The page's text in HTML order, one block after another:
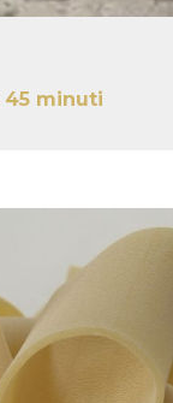
45 minuti